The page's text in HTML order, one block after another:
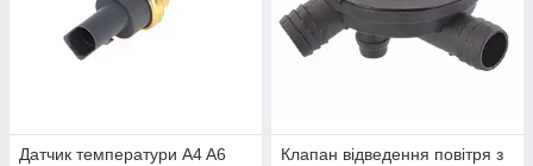
Датчик температури A4 A6
Клапан відведення повітря з